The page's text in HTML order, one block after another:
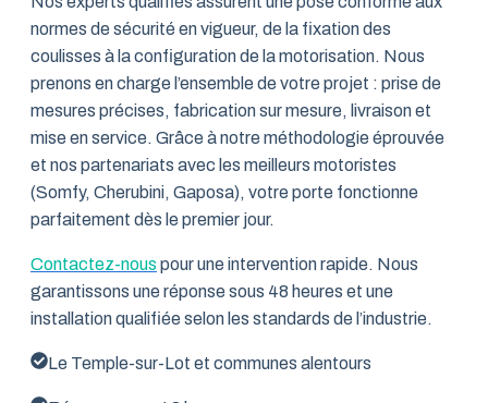
normes de sécurité en vigueur, de la fixation des
coulisses à la configuration de la motorisation. Nous
prenons en charge l’ensemble de votre projet : prise de
mesures précises, fabrication sur mesure, livraison et
mise en service. Grâce à notre méthodologie éprouvée
et nos partenariats avec les meilleurs motoristes
(Somfy, Cherubini, Gaposa), votre porte fonctionne
parfaitement dès le premier jour.
Contactez-nous pour une intervention rapide. Nous
garantissons une réponse sous 48 heures et une
installation qualifiée selon les standards de l’industrie.
Le Temple-sur-Lot et communes alentours